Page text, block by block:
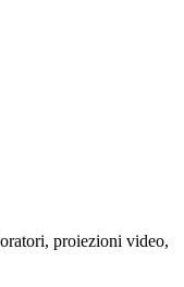
proiezioni video,